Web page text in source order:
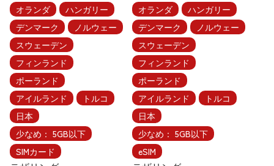
オランダ
ハンガリー
デンマーク
ノルウェー
スウェーデン
フィンランド
ポーランド
アイルランド
トルコ
日本
少なめ： 5GB以下
SIMカード
オランダ
ハンガリー
デンマーク
ノルウェー
スウェーデン
フィンランド
ポーランド
アイルランド
トルコ
日本
少なめ： 5GB以下
eSIM